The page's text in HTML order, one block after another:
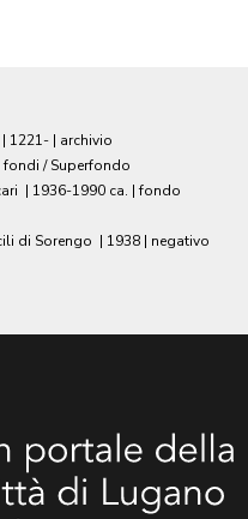
| 1221- | archivio
/ Superfondo
| 1936-1990 ca. | fondo
di Sorengo | 1938 | negativo